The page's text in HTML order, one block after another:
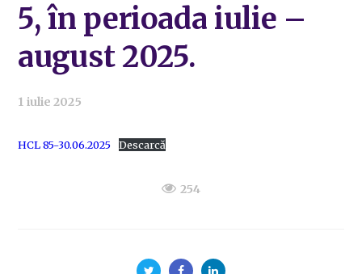
5, în perioada iulie –
august 2025.
1 iulie 2025
HCL 85-30.06.2025 Descarcă
254